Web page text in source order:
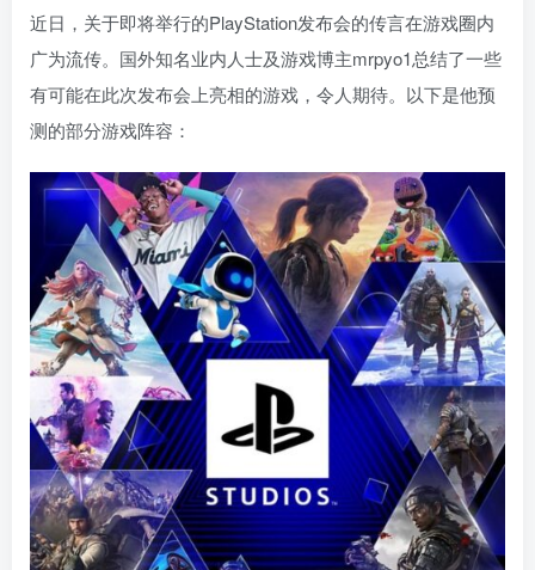
近日，关于即将举行的PlayStation发布会的传言在游戏圈内
广为流传。国外知名业内人士及游戏博主mrpyo1总结了一些
有可能在此次发布会上亮相的游戏，令人期待。以下是他预
测的部分游戏阵容：